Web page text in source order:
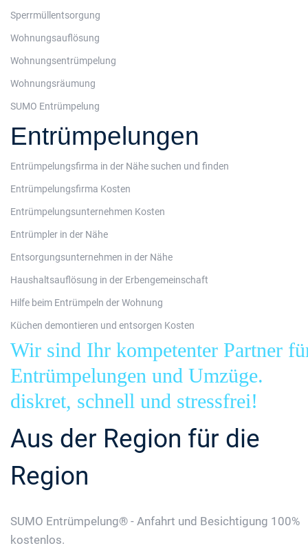
Sperrmüllentsorgung
Wohnungsauflösung
Wohnungsentrümpelung
Wohnungsräumung
SUMO Entrümpelung
Entrümpelungen
Entrümpelungsfirma in der Nähe suchen und finden
Entrümpelungsfirma Kosten
Entrümpelungsunternehmen Kosten
Entrümpler in der Nähe
Entsorgungsunternehmen in der Nähe
Haushaltsauflösung in der Erbengemeinschaft
Hilfe beim Entrümpeln der Wohnung
Küchen demontieren und entsorgen Kosten
Wir sind Ihr kompetenter Partner
Entrümpelungen und Umzüge.
diskret, schnell und stressfrei!
Aus der Region für die
Region
SUMO Entrümpelung® - Anfahrt und Besichtigung 100%
kostenlos.